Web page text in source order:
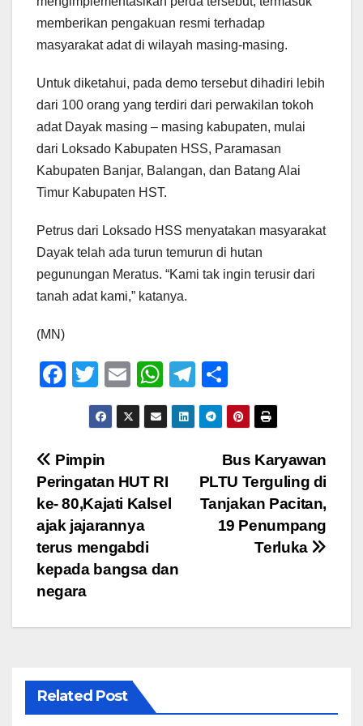
memberikan pengakuan resmi terhadap
masyarakat adat di wilayah masing-masing.
Untuk diketahui, pada demo tersebut dihadiri lebih
dari 100 orang yang terdiri dari perwakilan tokoh
adat Dayak masing – masing kabupaten, mulai
dari Loksado Kabupaten HSS, Paramasan
Kabupaten Banjar, Balangan, dan Batang Alai
Timur Kabupaten HST.
Petrus dari Loksado HSS menyatakan masyarakat
Dayak telah ada turun temurun di hutan
pegunungan Meratus. “Kami tak ingin terusir dari
tanah adat kami,” katanya.
(MN)
F
e
b
o
o
k
T
wi
tt
er
E
m
ail
W
h
at
A
p
T
el
e
a
m
h
ar
e
Navigasi
pos
Bus Karyawan
PLTU Terguling di
Tanjakan Pacitan,
19 Penumpang
Terluka
Pimpin
Peringatan HUT RI
ke- 80,Kajati Kalsel
ajak jajarannya
terus mengabdi
kepada bangsa dan
negara
Related Post